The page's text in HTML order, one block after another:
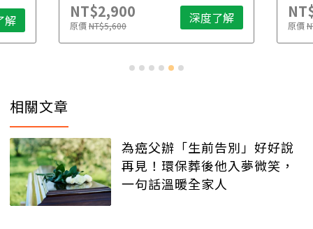
解 NT$2,900
原價NT$5,600 深度了解 原價
相關文章
為癌父辦「生前告別」好好說
再見！環保葬後他入夢微笑，
一句話溫暖全家人